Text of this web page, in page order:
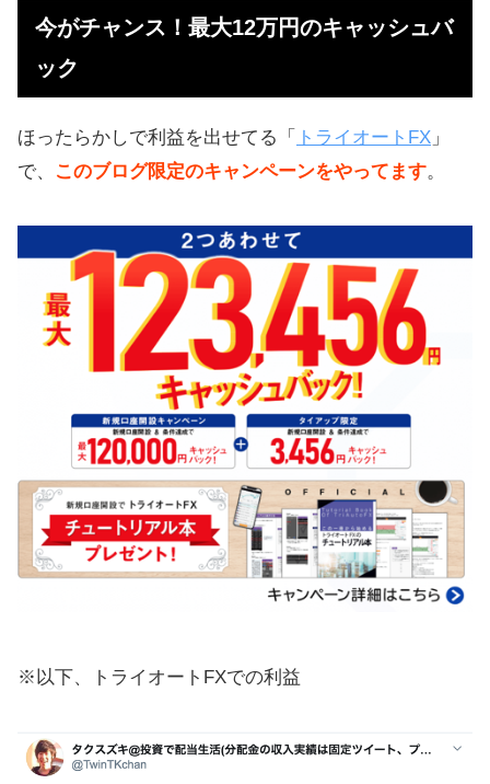
今がチャンス！最大12万円のキャッシュバ
ック
ほったらかしで利益を出せてる「 トライオートFX 」
で、
このブログ限定のキャンペーンをやってます。
※以下、トライオートFXでの利益